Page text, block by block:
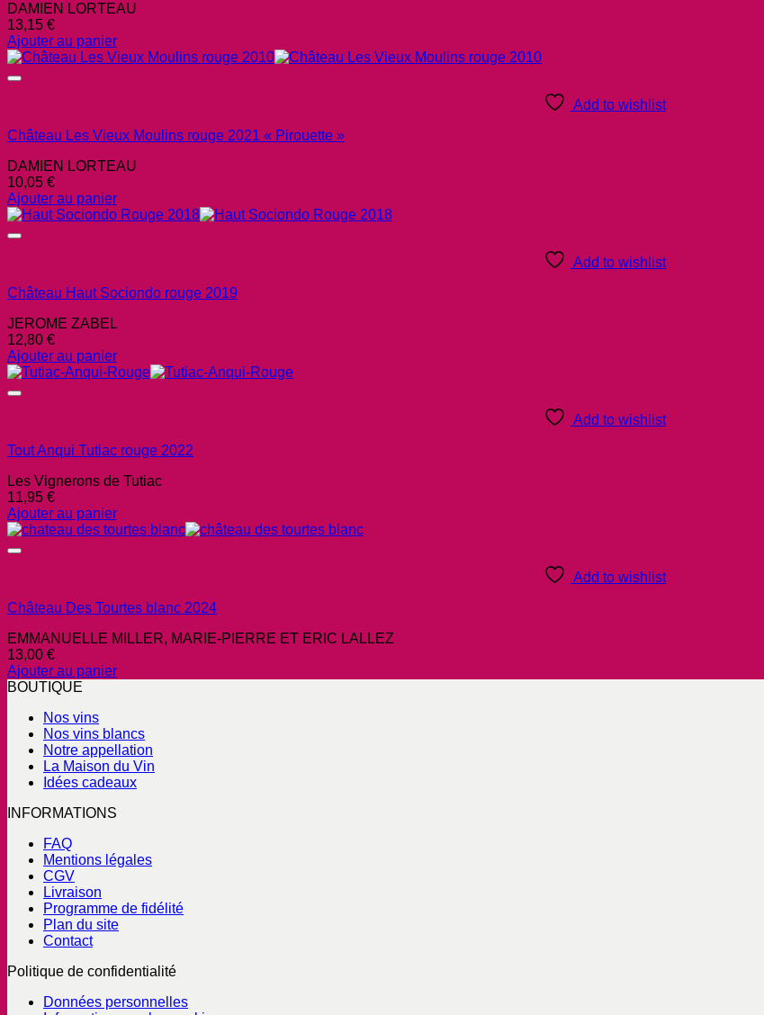
DAMIEN LORTEAU
13,15 €
Ajouter au panier
Add to wishlist
Château Les Vieux Moulins rouge 2021 « Pirouette »
DAMIEN LORTEAU
10,05 €
Ajouter au panier
Add to wishlist
Château Haut Sociondo rouge 2019
JEROME ZABEL
12,80 €
Ajouter au panier
Add to wishlist
Tout Anqui Tutiac rouge 2022
Les Vignerons de Tutiac
11,95 €
Ajouter au panier
Add to wishlist
Château Des Tourtes blanc 2024
EMMANUELLE MILLER, MARIE-PIERRE ET ERIC LALLEZ
13,00 €
Ajouter au panier
BOUTIQUE
Nos vins
Nos vins blancs
Notre appellation
La Maison du Vin
Idées cadeaux
INFORMATIONS
FAQ
Mentions légales
CGV
Livraison
Programme de fidélité
Plan du site
Contact
Politique de confidentialité
Données personnelles